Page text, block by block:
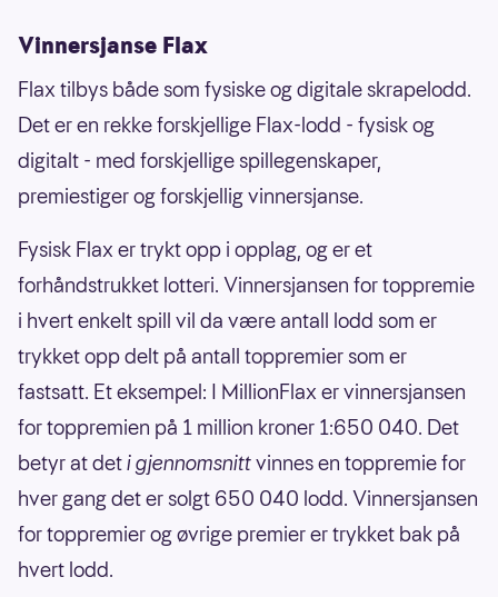
Vinnersjanse Flax
Flax tilbys både som fysiske og digitale skrapelodd.
Det er en rekke forskjellige Flax-lodd - fysisk og
digitalt - med forskjellige spillegenskaper,
premiestiger og forskjellig vinnersjanse.
Fysisk Flax er trykt opp i opplag, og er et
forhåndstrukket lotteri. Vinnersjansen for toppremie
i hvert enkelt spill vil da være antall lodd som er
trykket opp delt på antall toppremier som er
fastsatt. Et eksempel: I MillionFlax er vinnersjansen
for toppremien på 1 million kroner 1:650 040. Det
betyr at deti gjennomsnittvinnes en toppremie for
hver gang det er solgt 650 040 lodd. Vinnersjansen
for toppremier og øvrige premier er trykket bak på
hvert lodd.